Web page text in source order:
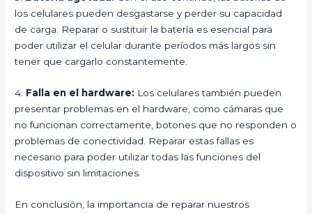
los celulares pueden desgastarse y perder su capacidad
de carga. Reparar o sustituir la batería es esencial para
poder utilizar el celular durante períodos más largos sin
tener que cargarlo constantemente.
4. Falla en el hardware: Los celulares también pueden
presentar problemas en el hardware, como cámaras que
no funcionan correctamente, botones que no responden o
problemas de conectividad. Reparar estas fallas es
necesario para poder utilizar todas las funciones del
dispositivo sin limitaciones.
En conclusión, la importancia de reparar nuestros